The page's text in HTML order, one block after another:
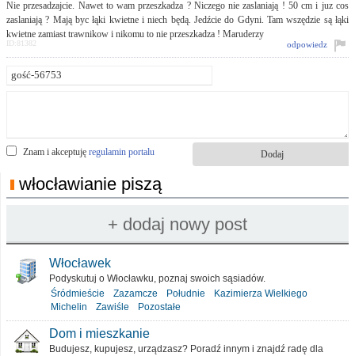
Nie przesadzajcie. Nawet to wam przeszkadza ? Niczego nie zaslaniają ! 50 cm i juz cos
zaslaniają ? Mają byc łąki kwietne i niech będą. Jedźcie do Gdyni. Tam wszędzie są łąki
kwietne zamiast trawnikow i nikomu to nie przeszkadza ! Maruderzy
odpowiedz
ID:81382
Znam i akceptuję regulamin portalu
włocławianie piszą
Włocławek
Podyskutuj o Włocławku, poznaj swoich sąsiadów.
Śródmieście
Zazamcze Południe
Kazimierza Wielkiego
Michelin
Zawiśle Pozostałe
Dom i mieszkanie
Budujesz, kupujesz, urządzasz? Poradź innym i znajdź radę dla